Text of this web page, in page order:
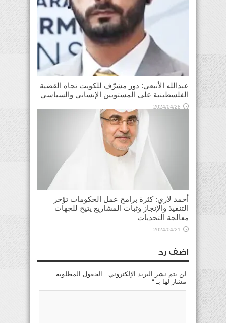
عبدالله الأنبعي: دور مشرّف للكويت تجاه القضية
الفلسطينية على المستويين الإنساني والسياسي
2024/04/28
أحمد لاري: كثرة برامح عمل الحكومات تؤخر
التنفيذ والإنجاز وثبات المشاريع يتيح للجهات
معالجة التحديات
2024/04/21
اضف رد
لن يتم نشر البريد الإلكتروني . الحقول المطلوبة
مشار لها بـ *